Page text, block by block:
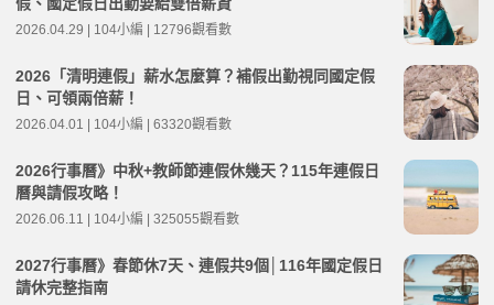
2026.04.29 | 104小編 | 12796觀看數
2026「清明連假」薪水怎麼算？補假出勤視同國定假
日、可領兩倍薪！
2026.04.01 | 104小編 | 63320觀看數
2026行事曆》中秋+教師節連假休幾天？115年連假日
曆與請假攻略！
2026.06.11 | 104小編 | 325055觀看數
2027行事曆》春節休7天、連假共9個│116年國定假日
請休完整指南